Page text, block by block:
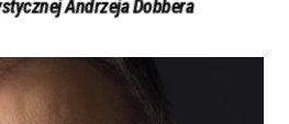
Andrzeja Dobbera